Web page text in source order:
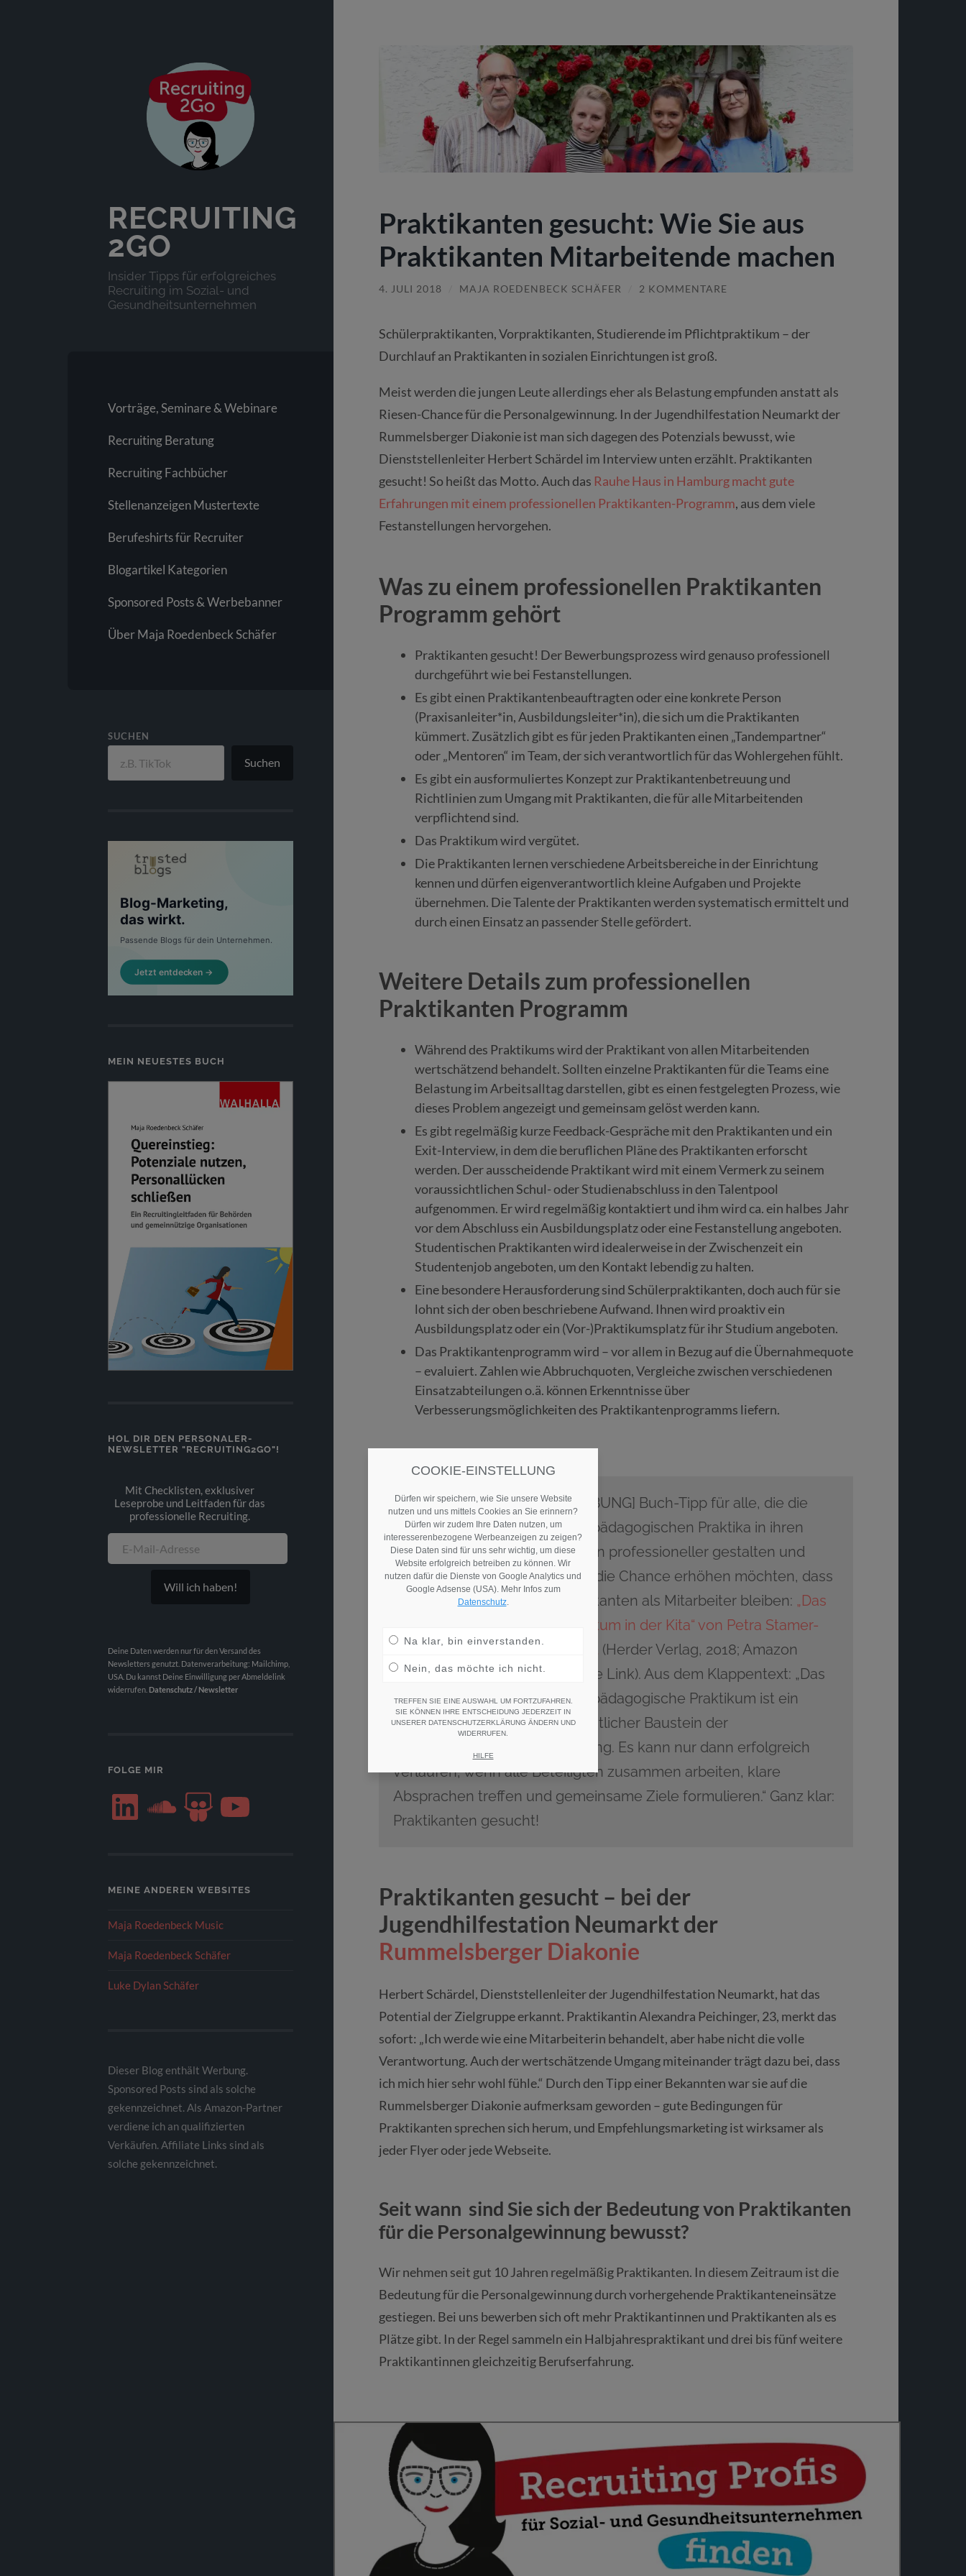
RECRUITING
2GO
Insider Tipps für erfolgreiches
Recruiting im Sozial- und
Gesundheitsunternehmen
Vorträge, Seminare & Webinare
Recruiting Beratung
Recruiting Fachbücher
Stellenanzeigen Mustertexte
Berufeshirts für Recruiter
Blogartikel Kategorien
Sponsored Posts & Werbebanner
Über Maja Roedenbeck Schäfer
SUCHEN
Suchen
MEIN NEUESTES BUCH
HOL DIR DEN PERSONALER-
NEWSLETTER "RECRUITING2GO"!
Mit Checklisten, exklusiver
Leseprobe und Leitfaden für das
professionelle Recruiting.
Deine Daten werden nur für den Versand des
Newsletters genutzt. Datenverarbeitung: Mailchimp,
USA. Du kannst Deine Einwilligung per Abmeldelink
widerrufen. Datenschutz / Newsletter
FOLGE MIR
LinkedIn SoundCloudSlideShare
MEINE ANDEREN WEBSITES
Maja Roedenbeck Music
Maja Roedenbeck Schäfer
Luke Dylan Schäfer
Dieser Blog enthält Werbung.
Sponsored Posts sind als solche
gekennzeichnet. Als Amazon-Partner
verdiene ich an qualifizierten
Verkäufen. Affiliate Links sind als
solche gekennzeichnet.
Praktikanten gesucht: Wie Sie aus
Praktikanten Mitarbeitende machen
4. JULI 2018 MAJA ROEDENBECK SCHÄFER 2 KOMMENTARE
Schülerpraktikanten, Vorpraktikanten, Studierende im Pflichtpraktikum – der
Durchlauf an Praktikanten in sozialen Einrichtungen ist groß.
Meist werden die jungen Leute allerdings eher als Belastung empfunden anstatt als
Riesen-Chance für die Personalgewinnung. In der Jugendhilfestation Neumarkt der
Rummelsberger Diakonie ist man sich dagegen des Potenzials bewusst, wie
Dienststellenleiter Herbert Schärdel im Interview unten erzählt. Praktikanten
gesucht! So heißt das Motto. Auch das Rauhe Haus in Hamburg macht gute
Erfahrungen mit einem professionellen Praktikanten-Programm, aus dem viele
Festanstellungen hervorgehen.
Was zu einem professionellen Praktikanten
Programm gehört
Praktikanten gesucht! Der Bewerbungsprozess wird genauso professionell
durchgeführt wie bei Festanstellungen.
Es gibt einen Praktikantenbeauftragten oder eine konkrete Person
(Praxisanleiter*in, Ausbildungsleiter*in), die sich um die Praktikanten
kümmert. Zusätzlich gibt es für jeden Praktikanten einen „Tandempartner“
oder „Mentoren“ im Team, der sich verantwortlich für das Wohlergehen fühlt.
Es gibt ein ausformuliertes Konzept zur Praktikantenbetreuung und
Richtlinien zum Umgang mit Praktikanten, die für alle Mitarbeitenden
verpflichtend sind.
Das Praktikum wird vergütet.
Die Praktikanten lernen verschiedene Arbeitsbereiche in der Einrichtung
kennen und dürfen eigenverantwortlich kleine Aufgaben und Projekte
übernehmen. Die Talente der Praktikanten werden systematisch ermittelt und
durch einen Einsatz an passender Stelle gefördert.
Weitere Details zum professionellen
Praktikanten Programm
Während des Praktikums wird der Praktikant von allen Mitarbeitenden
wertschätzend behandelt. Sollten einzelne Praktikanten für die Teams eine
Belastung im Arbeitsalltag darstellen, gibt es einen festgelegten Prozess, wie
dieses Problem angezeigt und gemeinsam gelöst werden kann.
Es gibt regelmäßig kurze Feedback-Gespräche mit den Praktikanten und ein
Exit-Interview, in dem die beruflichen Pläne des Praktikanten erforscht
werden. Der ausscheidende Praktikant wird mit einem Vermerk zu seinem
voraussichtlichen Schul- oder Studienabschluss in den Talentpool
aufgenommen. Er wird regelmäßig kontaktiert und ihm wird ca. ein halbes Jahr
vor dem Abschluss ein Ausbildungsplatz oder eine Festanstellung angeboten.
Studentischen Praktikanten wird idealerweise in der Zwischenzeit ein
Studentenjob angeboten, um den Kontakt lebendig zu halten.
Eine besondere Herausforderung sind Schülerpraktikanten, doch auch für sie
lohnt sich der oben beschriebene Aufwand. Ihnen wird proaktiv ein
Ausbildungsplatz oder ein (Vor-)Praktikumsplatz für ihr Studium angeboten.
Das Praktikantenprogramm wird – vor allem in Bezug auf die Übernahmequote
– evaluiert. Zahlen wie Abbruchquoten, Vergleiche zwischen verschiedenen
Einsatzabteilungen o.ä. können Erkenntnisse über
Verbesserungsmöglichkeiten des Praktikantenprogramms liefern.
[WERBUNG] Buch-Tipp für alle, die die
sozialpädagogischen Praktika in ihren
Trägern professioneller gestalten und
damit die Chance erhöhen möchten, dass
Praktikanten als Mitarbeiter bleiben: „Das
Praktikum in der Kita“ von Petra Stamer-
(Herder Verlag, 2018; Amazon
Affiliate Link). Aus dem Klappentext: „Das
sozialpädagogische Praktikum ist ein
wesentlicher Baustein der
sozialpädagogischen Ausbildung. Es kann nur dann erfolgreich
verlaufen, wenn alle Beteiligten zusammen arbeiten, klare
Absprachen treffen und gemeinsame Ziele formulieren.“ Ganz klar:
Praktikanten gesucht!
Praktikanten gesucht – bei der
Jugendhilfestation Neumarkt der
Rummelsberger Diakonie
Herbert Schärdel, Dienststellenleiter der Jugendhilfestation Neumarkt, hat das
Potential der Zielgruppe erkannt. Praktikantin Alexandra Peichinger, 23, merkt das
sofort: „Ich werde wie eine Mitarbeiterin behandelt, aber habe nicht die volle
Verantwortung. Auch der wertschätzende Umgang miteinander trägt dazu bei, dass
ich mich hier sehr wohl fühle.“ Durch den Tipp einer Bekannten war sie auf die
Rummelsberger Diakonie aufmerksam geworden – gute Bedingungen für
Praktikanten sprechen sich herum, und Empfehlungsmarketing ist wirksamer als
jeder Flyer oder jede Webseite.
Seit wann sind Sie sich der Bedeutung von Praktikanten
für die Personalgewinnung bewusst?
Wir nehmen seit gut 10 Jahren regelmäßig Praktikanten. In diesem Zeitraum ist die
Bedeutung für die Personalgewinnung durch vorhergehende Praktikanteneinsätze
gestiegen. Bei uns bewerben sich oft mehr Praktikantinnen und Praktikanten als es
Plätze gibt. In der Regel sammeln ein Halbjahrespraktikant und drei bis fünf weitere
Praktikantinnen gleichzeitig Berufserfahrung.
COOKIE-EINSTELLUNG
Dürfen wir speichern, wie Sie unsere Website
nutzen und uns mittels Cookies an Sie erinnern?
Dürfen wir zudem Ihre Daten nutzen, um
interesserenbezogene Werbeanzeigen zu zeigen?
Diese Daten sind für uns sehr wichtig, um diese
Website erfolgreich betreiben zu können. Wir
nutzen dafür die Dienste von Google Analytics und
Google Adsense (USA). Mehr Infos zum
Datenschutz.
Na klar, bin einverstanden.
Nein, das möchte ich nicht.
TREFFEN SIE EINE AUSWAHL UM FORTZUFAHREN.
SIE KÖNNEN IHRE ENTSCHEIDUNG JEDERZEIT IN
UNSERER DATENSCHUTZERKLÄRUNG ÄNDERN UND
WIDERRUFEN.
HILFE